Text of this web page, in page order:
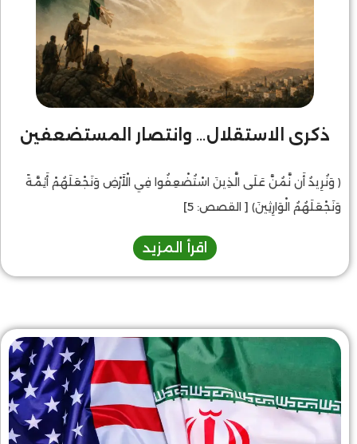
ذكرى الاستقلال… وانتصار المستضعفين
﴿ وَنُرِيدُ أَن نَّمُنَّ عَلَى الَّذِينَ اسْتُضْعِفُوا فِي الْأَرْضِ وَنَجْعَلَهُمْ أَئِمَّةً
وَنَجْعَلَهُمُ الْوَارِثِينَ﴾ [ القصص: 5]
اقرأ المزيد